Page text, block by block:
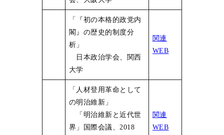
「『初の本格的政党内
閣』の歴史的制度分
析」
日本政治学会、関西
大学
関連
WEB
「人材登用革命として
の明治維新」
「明治維新と近代世
界」国際会議、2018
関連
WEB